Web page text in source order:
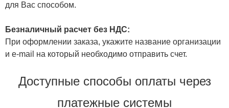
для Вас способом.
Безналичный расчет без НДС:
При оформлении заказа, укажите название организации
и e-mail на который необходимо отправить счет.
Доступные способы оплаты через
платежные системы